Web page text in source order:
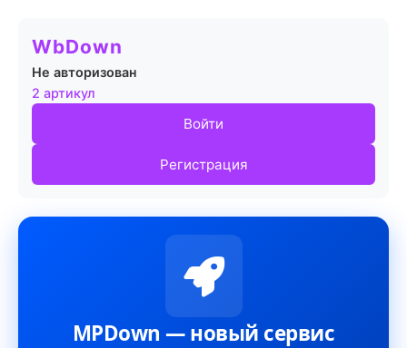
WbDown
Не авторизован
2 артикул
Войти
Регистрация
MPDown — новый сервис